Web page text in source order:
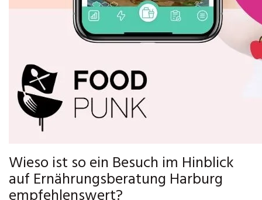
Wieso ist so ein Besuch im Hinblick
auf Ernährungsberatung Harburg